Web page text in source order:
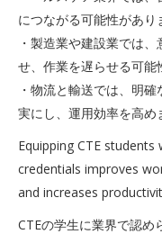
につながる可能性があり
・製造業や建設業では
せ、作業を遅らせる可能
・物流と輸送では、明
実にし、運用効率を高め
Equipping CTE
credentials improves
and increases
CTEの学生に業界で認め